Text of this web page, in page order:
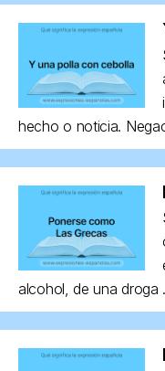
hecho o noticia.
alcohol, de una droga